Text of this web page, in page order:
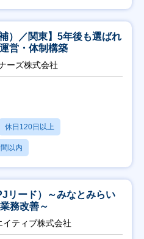
）／関東】5年後も選ばれ
営・体制構築
ーズ株式会社
休日120日以上
以内
リード）～みなとみらい
務改善～
ティブ株式会社